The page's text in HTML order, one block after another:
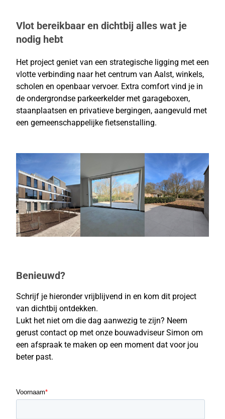
Vlot bereikbaar en dichtbij alles wat je
nodig hebt
Het project geniet van een strategische ligging met een
vlotte verbinding naar het centrum van Aalst, winkels,
scholen en openbaar vervoer. Extra comfort vind je in
de ondergrondse parkeerkelder met garageboxen,
staanplaatsen en privatieve bergingen, aangevuld met
een gemeenschappelijke fietsenstalling.
Benieuwd?
Schrijf je hieronder vrijblijvend in en kom dit project
van dichtbij ontdekken.
Lukt het niet om die dag aanwezig te zijn? Neem
gerust contact op met onze bouwadviseur Simon om
een afspraak te maken op een moment dat voor jou
beter past.